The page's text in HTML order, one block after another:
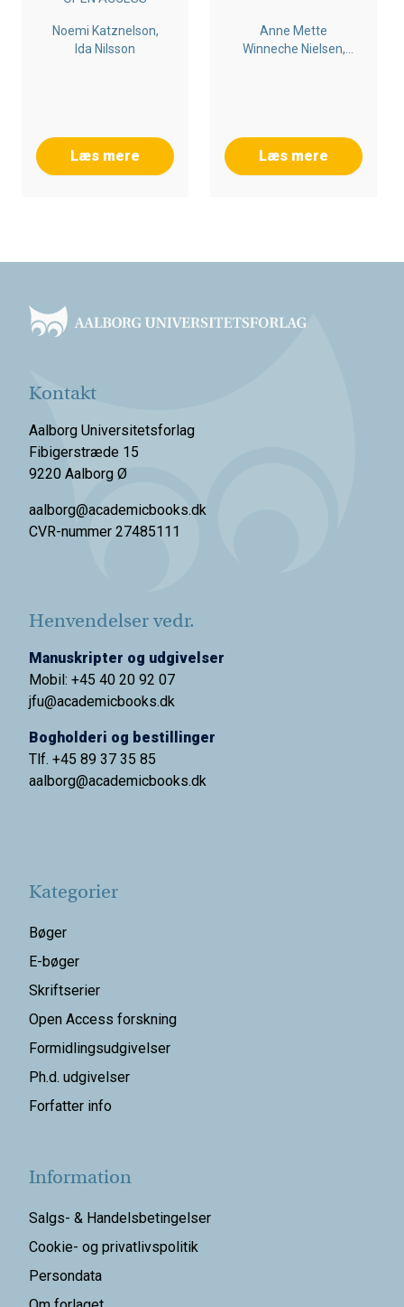
Noemi Katznelson,
Ida Nilsson
Læs mere
Anne Mette
Winneche Nielsen,
Læs mere
Kontakt
Aalborg Universitetsforlag
Fibigerstræde 15
9220 Aalborg Ø
aalborg@academicbooks.dk
CVR-nummer 27485111
Henvendelser vedr.
Manuskripter og udgivelser
Mobil: +45 40 20 92 07
jfu@academicbooks.dk
Bogholderi og bestillinger
Tlf. +45 89 37 35 85
aalborg@academicbooks.dk
Kategorier
Bøger
E-bøger
Skriftserier
Open Access forskning
Formidlingsudgivelser
Ph.d. udgivelser
Forfatter info
Information
Salgs- & Handelsbetingelser
Cookie- og privatlivspolitik
Persondata